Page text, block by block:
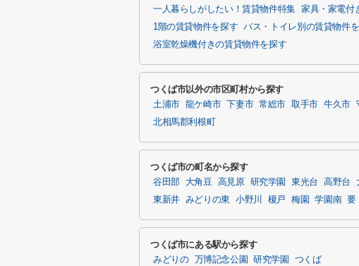
一人暮らしがしたい！賃貸物件特集 家具・家電付
1階の賃貸物件を探す バス・トイレ別の賃貸物件
浴室乾燥機付きの賃貸物件を探す
つくば市以外の市区町村から探す
土浦市 龍ケ崎市 下妻市 常総市 取手市 牛久市
北相馬郡利根町
つくば市の町名から探す
谷田部 大角豆 高見原 研究学園 東光台 高野台
東新井 みどりの東 小野川 榎戸 梅園 学園南 要
つくば市にある駅から探す
みどりの 万博記念公園 研究学園 つくば